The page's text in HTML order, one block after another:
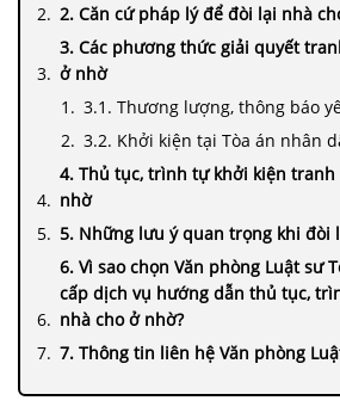
2. Căn cứ pháp lý để đòi lại nhà
3. Các phương thức giải quyết
ở nhờ
3.1. Thương lượng, thông báo
3.2. Khởi kiện tại Tòa án nhân
4. Thủ tục, trình tự khởi kiện
nhờ
5. Những lưu ý quan trọng khi đòi
6. Vì sao chọn Văn phòng Luật sư
cấp dịch vụ hướng dẫn thủ tục,
nhà cho ở nhờ?
7. Thông tin liên hệ Văn phòng